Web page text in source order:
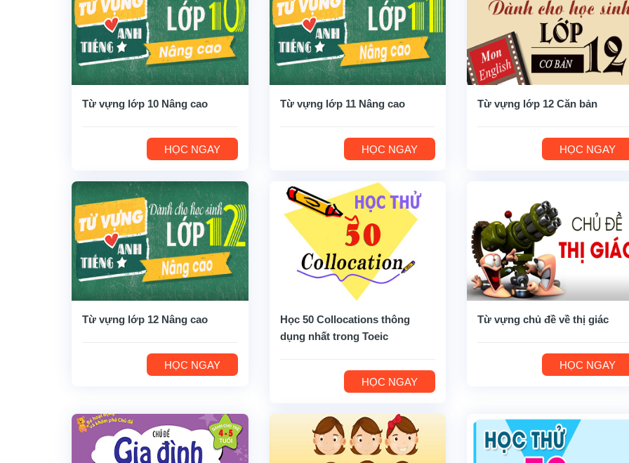
Từ vựng lớp 10 Nâng cao
HỌC NGAY
Từ vựng lớp 11 Nâng cao
HỌC NGAY
Từ vựng lớp 12 Căn bản
HỌC NGAY
Từ vựng lớp 12 Nâng cao
HỌC NGAY
Học 50 Collocations thông
dụng nhất trong Toeic
HỌC NGAY
Từ vựng chủ đề về thị giác
HỌC NGAY